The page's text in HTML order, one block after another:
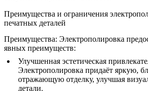
Преимущества и ограничения
печатных деталей
Преимущества: Электрополировка
явных преимуществ:
Улучшенная эстетическая
Электрополировка придаёт яркую,
отражающую отделку, улучшая
детали.